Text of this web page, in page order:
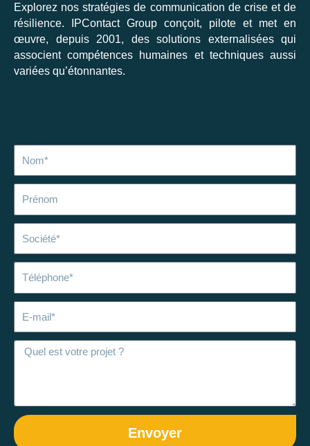
Explorez nos stratégies de communication de crise et de
résilience. IPContact Group conçoit, pilote et met en
œuvre, depuis 2001, des solutions externalisées qui
associent compétences humaines et techniques aussi
variées qu’étonnantes.
mail
Envoyer